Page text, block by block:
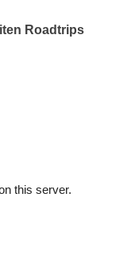
Roadtrips